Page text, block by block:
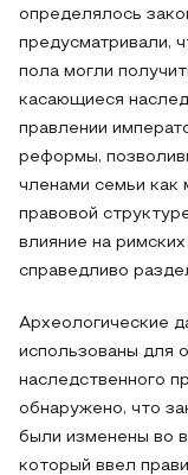
определялось
предусматривали,
пола могли
касающиеся
правлении
реформы,
членами семьи как
правовой
влияние на
справедливо
Археологические
использованы для
наследственного
обнаружено, что
были изменены во
который ввел